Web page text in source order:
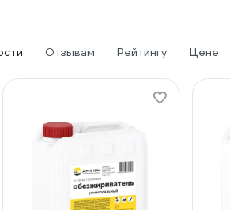
Отзывам Рейтингу Цене